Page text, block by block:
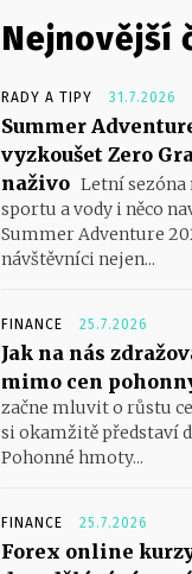
Nejnovější
RADY A TIPY 31.7.2026
Summer
vyzkoušet Zero
naživo Letní
sportu a vody i něco
Summer Adventure
návštěvníci nejen...
FINANCE 25.7.2026
Jak na nás
mimo cen
začne mluvit o růstu
si okamžitě představí
Pohonné hmoty...
FINANCE 25.7.2026
Forex online